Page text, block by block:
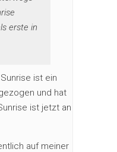
erste in
ist ein
und hat
ist jetzt an
auf meiner